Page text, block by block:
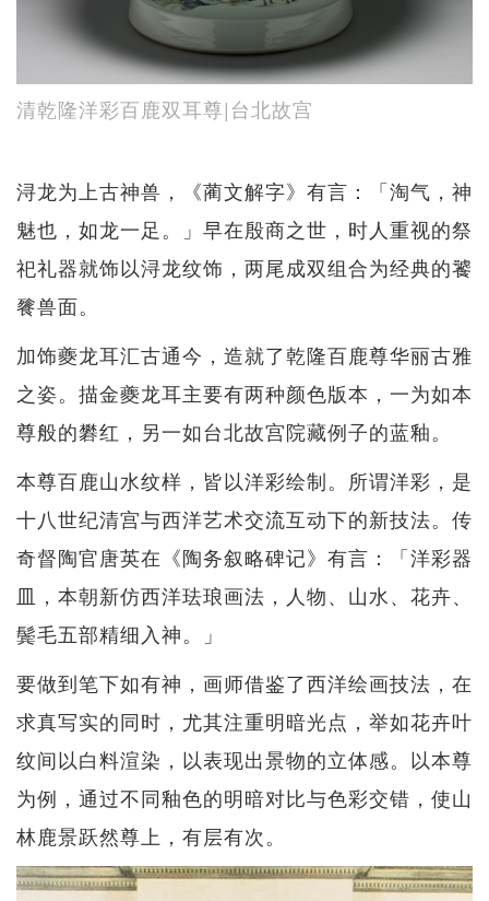
清乾隆洋彩百鹿双耳尊|台北故宫
浔龙为上古神兽，《蔺文解字》有言：「淘气，神
魅也，如龙一足。」早在殷商之世，时人重视的祭
祀礼器就饰以浔龙纹饰，两尾成双组合为经典的饕
餮兽面。
加饰夔龙耳汇古通今，造就了乾隆百鹿尊华丽古雅
之姿。描金夔龙耳主要有两种颜色版本，一为如本
尊般的礬红，另一如台北故宫院藏例子的蓝釉。
本尊百鹿山水纹样，皆以洋彩绘制。所谓洋彩，是
十八世纪清宫与西洋艺术交流互动下的新技法。传
奇督陶官唐英在《陶务叙略碑记》有言：「洋彩器
皿，本朝新仿西洋珐琅画法，人物、山水、花卉、
鬓毛五部精细入神。」
要做到笔下如有神，画师借鉴了西洋绘画技法，在
求真写实的同时，尤其注重明暗光点，举如花卉叶
纹间以白料渲染，以表现出景物的立体感。以本尊
为例，通过不同釉色的明暗对比与色彩交错，使山
林鹿景跃然尊上，有层有次。